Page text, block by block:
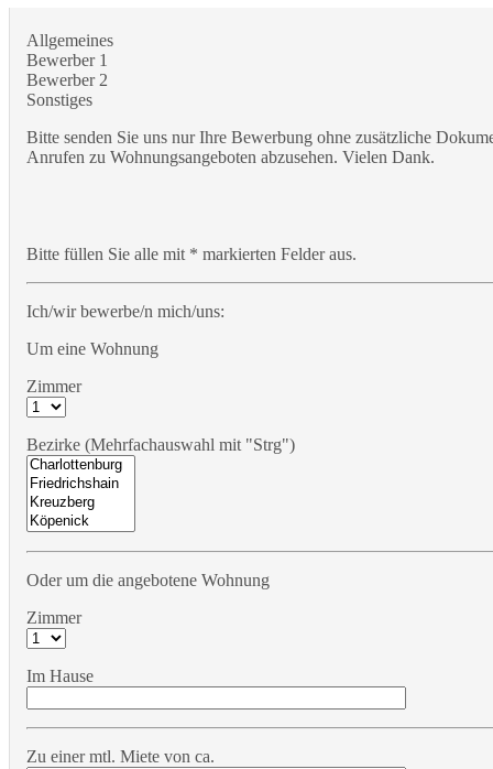
Allgemeines
Bewerber 1
Bewerber 2
Sonstiges
Bitte senden Sie uns nur Ihre Bewerbung ohne zusätzliche
Anrufen zu Wohnungsangeboten abzusehen. Vielen Dank.
Bitte füllen Sie alle mit * markierten Felder aus.
Ich/wir bewerbe/n mich/uns:
Um eine Wohnung
Zimmer
Bezirke (Mehrfachauswahl mit "Strg")
Oder um die angebotene Wohnung
Zimmer
Im Hause
Zu einer mtl. Miete von ca.